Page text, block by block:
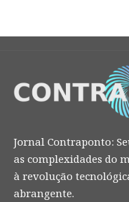
Jornal Contraponto:
as complexidades do
à revolução
abrangente.